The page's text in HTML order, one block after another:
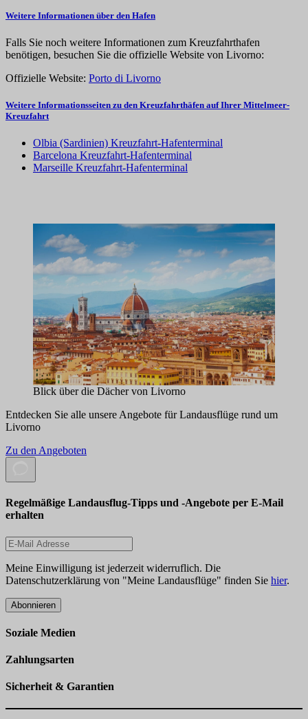
Weitere Informationen über den Hafen
Falls Sie noch weitere Informationen zum Kreuzfahrthafen
benötigen, besuchen Sie die offizielle Website von Livorno:
Offizielle Website: Porto di Livorno
Weitere Informationsseiten zu den Kreuzfahrthäfen auf Ihrer Mittelmeer-
Kreuzfahrt
Olbia (Sardinien) Kreuzfahrt-Hafenterminal
Barcelona Kreuzfahrt-Hafenterminal
Marseille Kreuzfahrt-Hafenterminal
Blick über die Dächer von Livorno
Entdecken Sie alle unsere Angebote für Landausflüge rund um
Livorno
Zu den Angeboten
Regelmäßige Landausflug-Tipps und -Angebote per E-Mail
erhalten
Meine Einwilligung ist jederzeit widerruflich. Die
Datenschutzerklärung von "Meine Landausflüge" finden Sie hier.
Abonnieren
Soziale Medien
Zahlungsarten
Sicherheit & Garantien